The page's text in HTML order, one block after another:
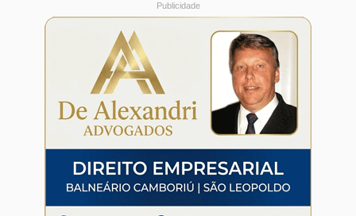
Publicidade